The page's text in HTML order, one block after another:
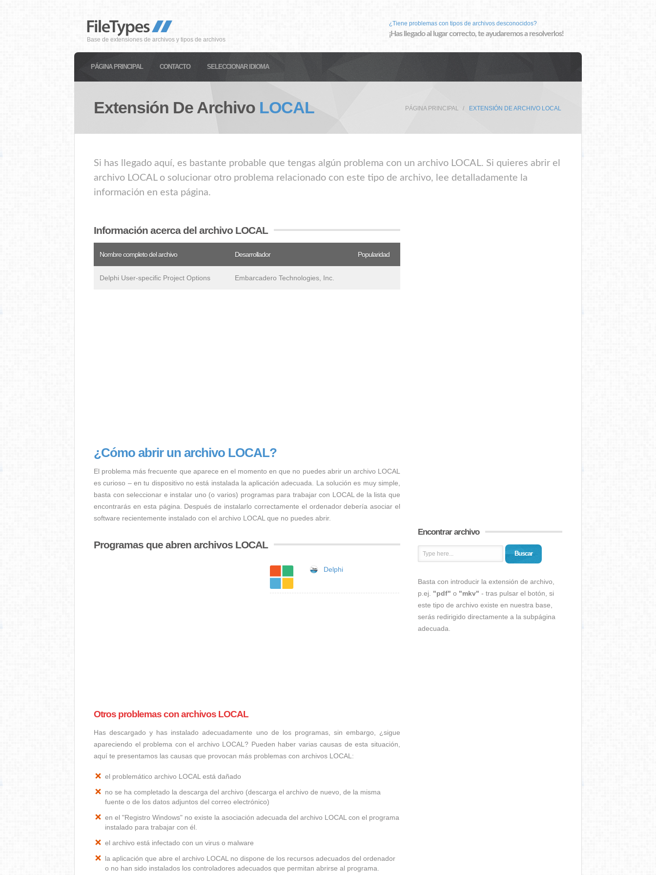
Base de extensiones de archivos y tipos de archivos
¿Tiene problemas con tipos de archivos desconocidos?
¡Has llegado al lugar correcto, te ayudaremos a resolverlos!
PÁGINA PRINCIPAL CONTACTO SELECCIONAR IDIOMA
Extensión De Archivo LOCAL PÁGINA PRINCIPAL EXTENSIÓN DE ARCHIVO LOCAL
Si has llegado aquí, es bastante probable que tengas algún problema con un archivo LOCAL. Si quieres abrir el
archivo LOCAL o solucionar otro problema relacionado con este tipo de archivo, lee detalladamente la
información en esta página.
Información acerca del archivo LOCAL
Nombre completo del archivo Desarrollador Popularidad
Delphi User-specific Project Options Embarcadero Technologies, Inc.
¿Cómo abrir un archivo LOCAL?
El problema más frecuente que aparece en el momento en que no puedes abrir un archivo LOCAL
es curioso – en tu dispositivo no está instalada la aplicación adecuada. La solución es muy simple,
basta con seleccionar e instalar uno (o varios) programas para trabajar con LOCAL de la lista que
encontrarás en esta página. Después de instalarlo correctamente el ordenador debería asociar el
software recientemente instalado con el archivo LOCAL que no puedes abrir.
Programas que abren archivos LOCAL
Delphi
Otros problemas con archivos LOCAL
Has descargado y has instalado adecuadamente uno de los programas, sin embargo, ¿sigue
apareciendo el problema con el archivo LOCAL? Pueden haber varias causas de esta situación,
aquí te presentamos las causas que provocan más problemas con archivos LOCAL:
el problemático archivo LOCAL está dañado
no se ha completado la descarga del archivo (descarga el archivo de nuevo, de la misma
fuente o de los datos adjuntos del correo electrónico)
en el "Registro Windows" no existe la asociación adecuada del archivo LOCAL con el programa
instalado para trabajar con él.
el archivo está infectado con un virus o malware
la aplicación que abre el archivo LOCAL no dispone de los recursos adecuados del ordenador
o no han sido instalados los controladores adecuados que permitan abrirse al programa.
Encontrar archivo
Buscar
Basta con introducir la extensión de archivo,
p.ej. "pdf" o "mkv" - tras pulsar el botón, si
este tipo de archivo existe en nuestra base,
serás redirigido directamente a la subpágina
adecuada.